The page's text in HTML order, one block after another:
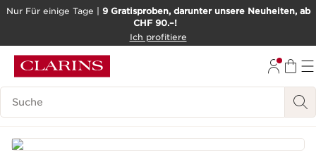
BARRIEREFREIHEITSWERKZEUG
Nur Für einige Tage | 9 Gratisproben, darunter unsere Neuheiten, ab
CHF 90.–!
Ich profitiere
Legende suchen